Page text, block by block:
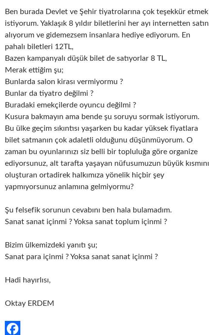
Ben burada Devlet ve Şehir tiyatrolarına çok teşekkür etmek
istiyorum. Yaklaşık 8 yıldır biletlerini her ayı internetten satın
alıyorum ve gidemezsem insanlara hediye ediyorum. En
pahalı biletleri 12TL,
Bazen kampanyalı düşük bilet de satıyorlar 8 TL,
Merak ettiğim şu;
Bunlarda salon kirası vermiyormu ?
Bunlar da tiyatro değilmi ?
Buradaki emekçilerde oyuncu değilmi ?
Kusura bakmayın ama bende şu soruyu sormak istiyorum.
Bu ülke geçim sıkıntısı yaşarken bu kadar yüksek fiyatlara
bilet satmanın çok adaletli olduğunu düşünmüyorum. O
zaman bu oyunlarınızı siz belli bir topluluğa göre organize
ediyorsunuz, alt tarafta yaşayan nüfusumuzun büyük kısmını
oluşturan ortadirek halkımıza yönelik hiçbir şey
yapmıyorsunuz anlamına gelmiyormu?
Şu felsefik sorunun cevabını ben hala bulamadım.
Sanat sanat içinmi ? Yoksa sanat toplum içinmi ?
Bizim ülkemizdeki yanıtı şu;
Sanat para içinmi ? Yoksa sanat sanat içinmi ?
Hadi hayırlısı,
Oktay ERDEM